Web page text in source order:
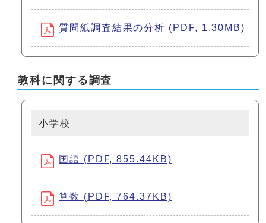
質問紙調査結果の分析 (PDF, 1.30MB)
教科に関する調査
小学校
国語 (PDF, 855.44KB)
算数 (PDF, 764.37KB)